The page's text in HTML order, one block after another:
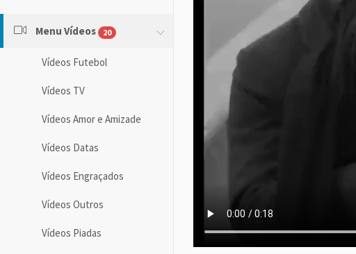
Menu Vídeos 20
Vídeos Futebol
Vídeos TV
Vídeos Amor e Amizade
Vídeos Datas
Vídeos Engraçados
Vídeos Outros
Vídeos Piadas